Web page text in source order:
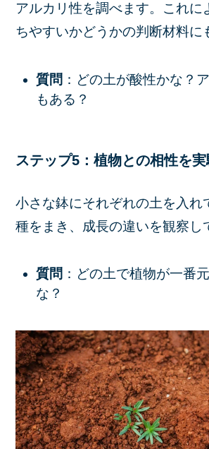
アルカリ性を調べます。これに
ちやすいかどうかの判断材料に
質問 ：どの土が酸性かな？
もある？
ステップ5：植物との相性を実
小さな鉢にそれぞれの土を入れ
種をまき、成長の違いを観察し
質問 ：どの土で植物が一番
な？